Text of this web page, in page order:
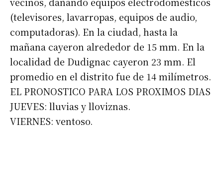
(televisores, lavarropas, equipos de audio,
computadoras). En la ciudad, hasta la
mañana cayeron alrededor de 15 mm. En la
localidad de Dudignac cayeron 23 mm. El
promedio en el distrito fue de 14 milímetros.
EL PRONOSTICO PARA LOS PROXIMOS DIAS
JUEVES: lluvias y lloviznas.
VIERNES: ventoso.